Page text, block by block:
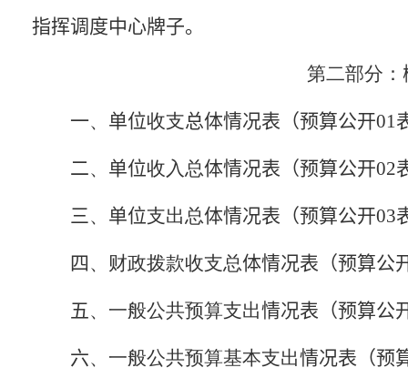
指挥调度中心牌子。
第二部分：
一、 单位收支总体情况表（预算公开01
二、 单位收入总体情况表（预算公开02
三、 单位支出总体情况表（预算公开03
四、财政拨款收支总体情况表（预算公
五、一般公共预算支出情况表（预算公
六、一般公共预算基本支出情况表（预